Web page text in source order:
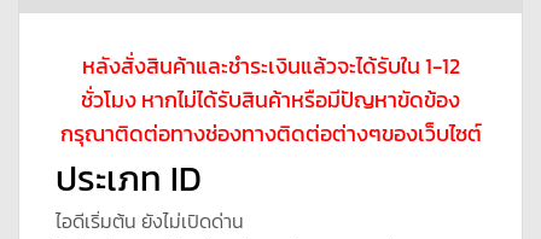
หลังสั่งสินค้าและชำระเงินแล้วจะได้รับใน 1-12
ชั่วโมง หากไม่ได้รับสินค้าหรือมีปัญหาขัดข้อง
กรุณาติดต่อทางช่องทางติดต่อต่างๆของเว็บไซต์
ประเภท ID
ไอดีเริ่มต้น ยังไม่เปิดด่าน